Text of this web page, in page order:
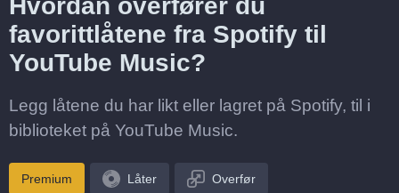
Hvordan overfører du
favorittlåtene fra Spotify til
YouTube Music?
Legg låtene du har likt eller lagret på Spotify, til i
biblioteket på YouTube Music.
Premium Låter Overfør